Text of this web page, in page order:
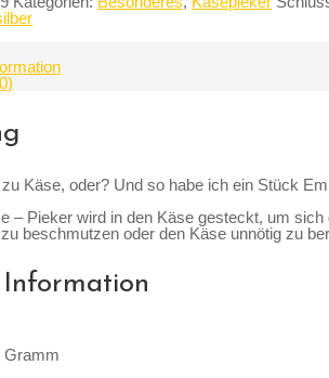
Käse, oder? Und so habe ich ein Stück
– Pieker wird in den Käse gesteckt, um
beschmutzen oder den Käse unnötig zu
Gramm